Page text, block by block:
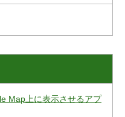
Map上に表示させるアプ